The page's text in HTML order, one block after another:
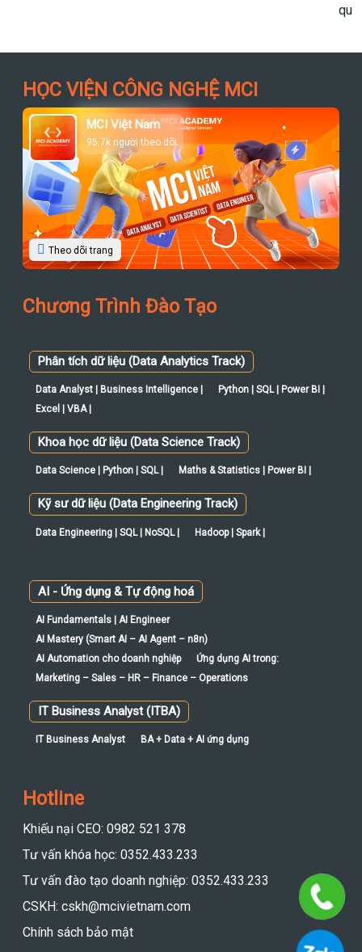
quan → báo cáo realtime — Power BI đang thay đổi cách ra
HỌC VIỆN CÔNG NGHỆ MCI
MCI Việt Nam
95.7k người theo dõi
Theo dõi trang
Chương Trình Đào Tạo
Phân tích dữ liệu (Data Analytics Track)
Data Analyst | Business Intelligence |
Python | SQL | Power BI |
Excel | VBA |
Khoa học dữ liệu (Data Science Track)
Data Science | Python | SQL | Maths & Statistics | Power BI |
Kỹ sư dữ liệu (Data Engineering Track)
Data Engineering | SQL | NoSQL | Hadoop | Spark |
AI - Ứng dụng & Tự động hoá
AI Fundamentals | AI Engineer
AI Mastery (Smart AI – AI Agent – n8n)
AI Automation cho doanh nghiệp
Ứng dụng AI trong:
Marketing – Sales – HR – Finance – Operations
IT Business Analyst (ITBA)
IT Business Analyst BA + Data + AI ứng dụng
Hotline
Khiếu nại CEO: 0982 521 378
Tư vấn khóa học: 0352.433.233
Tư vấn đào tạo doanh nghiệp: 0352.433.233
CSKH: cskh@mcivietnam.com
Chính sách bảo mật